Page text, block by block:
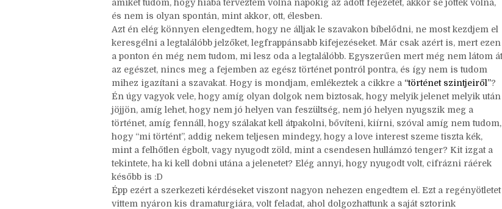
hogy hogyan lesz jó. Főleg, hogy mostanában valahogy nehezen találom ki napközben, mit
írjak - csak ilyen általánosságban, hogy “X és Y itt összeveszik” -, amikor leülök, akkor
gépelés közben alakulnak ki a pontos történések is. És néha tök jó ötleteim jönnek közben,
amiket tudom, hogy hiába terveztem volna napokig az adott fejezetet, akkor se jöttek volna,
és nem is olyan spontán, mint akkor, ott, élesben.
Azt én elég könnyen elengedtem, hogy ne álljak le szavakon bíbelődni, ne most kezdjem el
keresgélni a legtalálóbb jelzőket, legfrappánsabb kifejezéseket. Már csak azért is, mert ezen
a ponton én még nem tudom, mi lesz oda a legtalálóbb. Egyszerűen mert még nem látom át
az egészet, nincs meg a fejemben az egész történet pontról pontra, és így nem is tudom
mihez igazítani a szavakat. Hogy is mondjam, emlékeztek a cikkre a“történet szintjeiről”?
Én úgy vagyok vele, hogy amíg olyan dolgok nem biztosak, hogy melyik jelenet melyik után
jöjjön, amíg lehet, hogy nem jó helyen van feszültség, nem jó helyen nyugszik meg a
történet, amíg fennáll, hogy szálakat kell átpakolni, bővíteni, kiírni, szóval amíg nem tudom,
hogy “mi történt”, addig nekem teljesen mindegy, hogy a love interest szeme tiszta kék,
mint a felhőtlen égbolt, vagy nyugodt zöld, mint a csendesen hullámzó tenger? Kit izgat a
tekintete, ha ki kell dobni utána a jelenetet? Elég annyi, hogy nyugodt volt, cifrázni ráérek